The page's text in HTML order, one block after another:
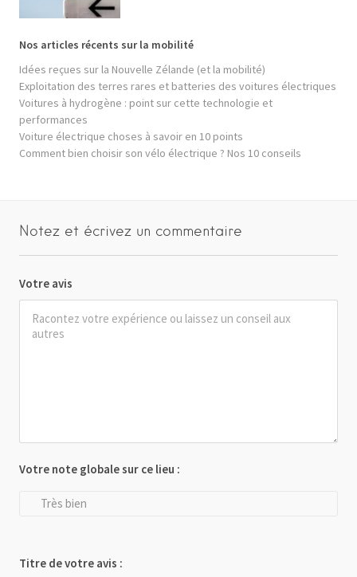
Nos articles récents sur la mobilité
Idées reçues sur la Nouvelle Zélande (et la mobilité)
Exploitation des terres rares et batteries des voitures électriques
Voitures à hydrogène : point sur cette technologie et
performances
Voiture électrique choses à savoir en 10 points
Comment bien choisir son vélo électrique ? Nos 10 conseils
Notez et écrivez un commentaire
Votre avis
Votre note globale sur ce lieu :
Très bien
Titre de votre avis :